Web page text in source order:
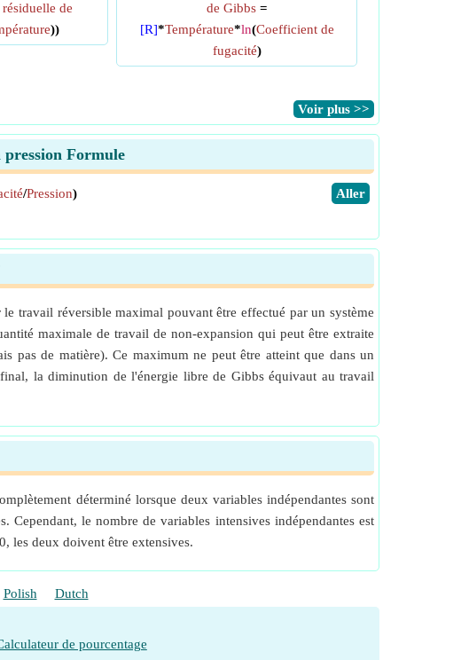
de
))
de Gibbs=
[R]*Température*ln(Coefficient de
fugacité)
​Voir plus >>
Formule
​Aller
/Pression)
travail réversible maximal pouvant être effectué par un système
maximale de travail de non-expansion qui peut être extraite
pas de matière). Ce maximum ne peut être atteint que dans un
la diminution de l'énergie libre de Gibbs équivaut au travail
déterminé lorsque deux variables indépendantes sont
Cependant, le nombre de variables intensives indépendantes est
les deux doivent être extensives.
Polish Dutch
de pourcentage